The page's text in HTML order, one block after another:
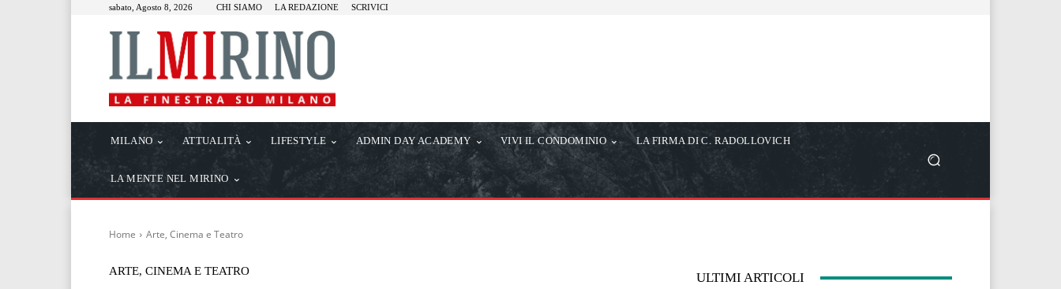
sabato, Agosto 8, 2026 CHI SIAMO LA REDAZIONE SCRIVICI
MILANO ATTUALITÀ LIFESTYLE ADMIN DAY ACADEMY VIVI IL CONDOMINIO LA FIRMA DI C. RADOLLOVICH
LA MENTE NEL MIRINO
Home Arte, Cinema e Teatro
ARTE, CINEMA E TEATRO ULTIMI ARTICOLI